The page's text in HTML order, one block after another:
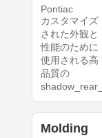
Pontiac
カスタマイズ
された外観と
性能のために
使用される高
品質の
Molding